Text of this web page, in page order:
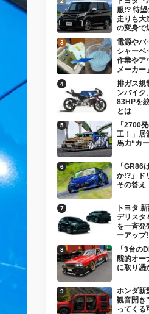
服!? 待
走りも大
の変身で
電源やバ
シャーベ
作業やア
メーカー
排ガス規
ンバイク
83HPを
とは
「2700
工！」居
馬力“カ
「GR86
か!?」ド
その答え
トヨタ
デリスタ
を一斉発
ーアップ!
「3台の
態的オー
に取り憑
ホンダ新
観音開き
ってくる